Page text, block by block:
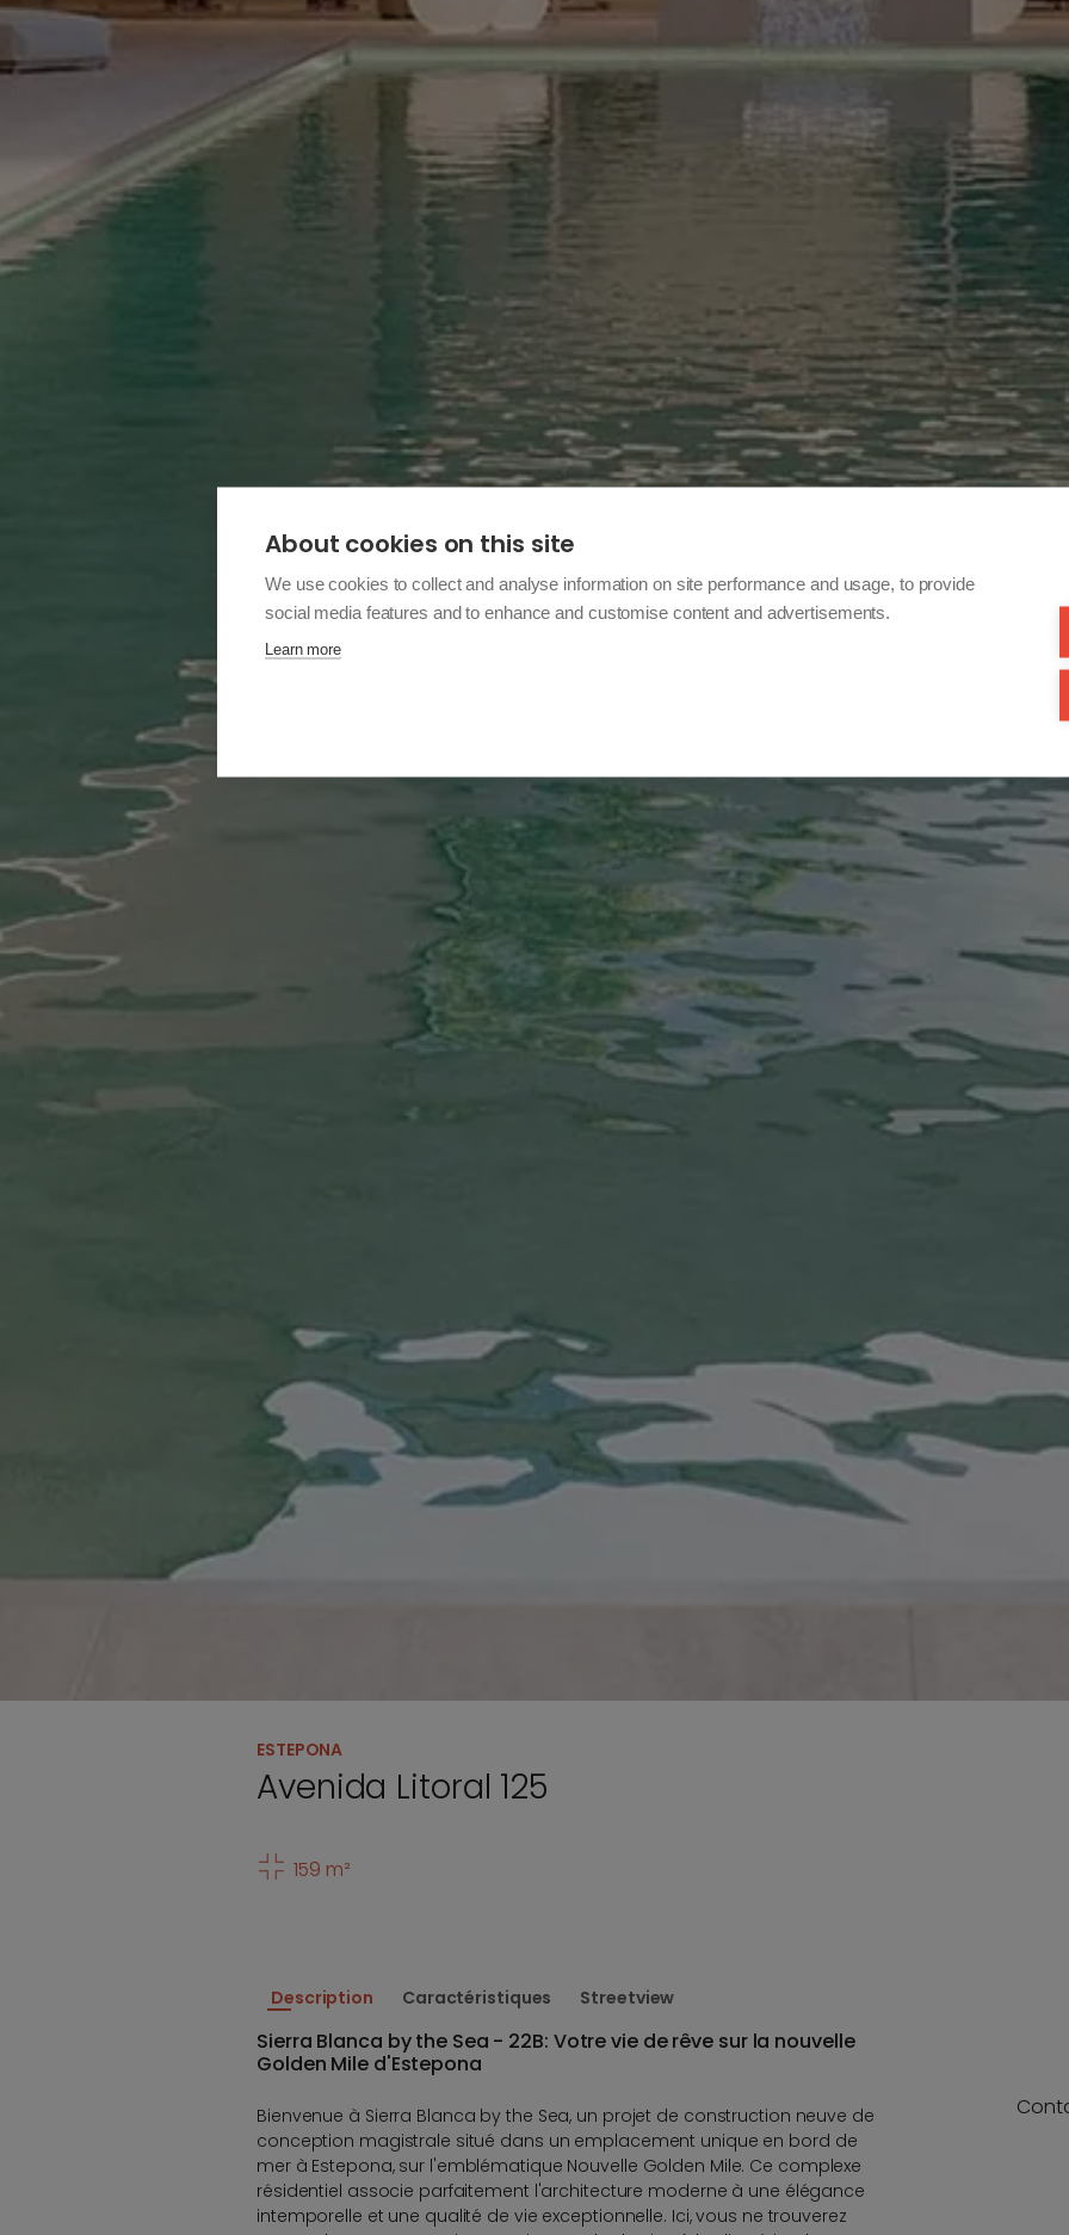
ESTEPONA
Avenida Litoral 125
159 m²
Description Caractéristiques Streetview
Sierra Blanca by the Sea - 22B: Votre vie de rêve sur la nouvelle
Golden Mile d'Estepona
Bienvenue à Sierra Blanca by the Sea, un projet de construction neuve de
conception magistrale situé dans un emplacement unique en bord de
mer à Estepona, sur l'emblématique Nouvelle Golden Mile. Ce complexe
résidentiel associe parfaitement l'architecture moderne à une élégance
intemporelle et une qualité de vie exceptionnelle. Ici, vous ne trouverez
About cookies on this site
We use cookies to collect and analyse information on site performance and usage, to provide
social media features and to enhance and customise content and advertisements.
Learn more